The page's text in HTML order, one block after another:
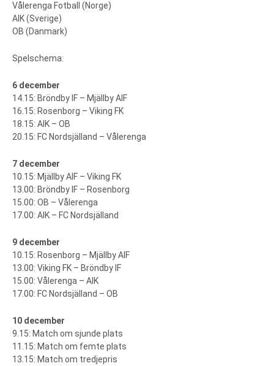
Vålerenga Fotball (Norge)
AIK (Sverige)
OB (Danmark)
Spelschema:
6 december
14.15: Bröndby IF – Mjällby AIF
16.15: Rosenborg – Viking FK
18.15: AIK – OB
20.15: FC Nordsjälland – Vålerenga
7 december
10.15: Mjällby AIF – Viking FK
13.00: Bröndby IF – Rosenborg
15.00: OB – Vålerenga
17.00: AIK – FC Nordsjälland
9 december
10.15: Rosenborg – Mjällby AIF
13.00: Viking FK – Bröndby IF
15.00: Vålerenga – AIK
17.00: FC Nordsjälland – OB
10 december
9.15: Match om sjunde plats
11.15: Match om femte plats
13.15: Match om tredjepris